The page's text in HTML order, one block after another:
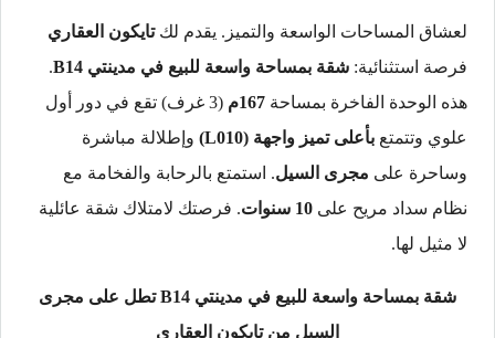
لعشاق المساحات الواسعة والتميز. يقدم لكتايكون العقاري
فرصة استثنائية: شقة بمساحة واسعة للبيع في مدينتي B14
.
هذه الوحدة الفاخرة بمساحة 167م
(3 غرف) تقع في دور أول
علوي وتتمتع بأعلى تميز واجهة (L010)
وإطلالة مباشرة
وساحرة على مجرى السيل. استمتع بالرحابة والفخامة مع
نظام سداد مريح على 10 سنوات
. فرصتك لامتلاك شقة عائلية
لا مثيل لها.
شقة بمساحة واسعة للبيع في مدينتي B14 تطل على مجرى
السيل من تايكون العقاري